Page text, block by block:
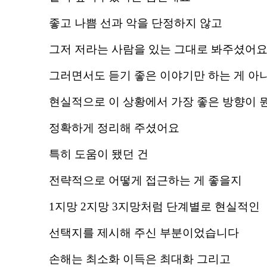
좋고 나쁨 선과 악을 단정하지 않고
그저 저라는 사람을 있는 그대로 봐주셨어요
그러면서도 듣기 좋은 이야기만 하는 게 아
현실적으로 이 상황에서 가장 좋은 방향이
정확하게 정리해 주셨어요
특히 도움이 됐던 건
전략적으로 어떻게 접근하는 게 좋을지
1지망 2지망 3지망처럼 단계별로 현실적인
선택지를 제시해 주신 부분이었습니다
손해는 최소화 이득은 최대화 그리고